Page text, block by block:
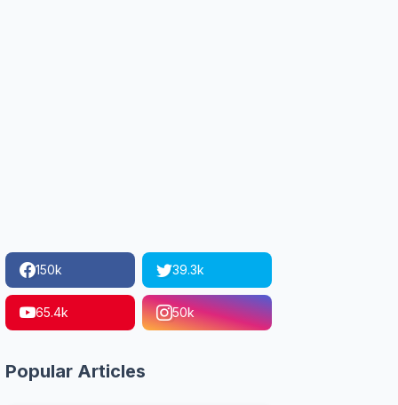
150k 39.3k
65.4k 50k
Popular Articles